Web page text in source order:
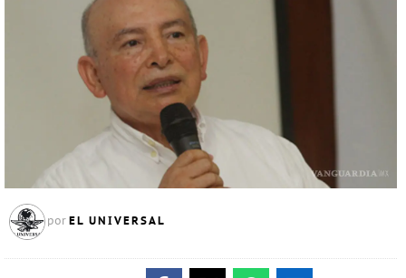
por EL UNIVERSAL